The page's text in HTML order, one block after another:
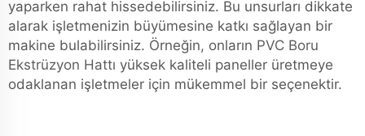
yaparken rahat hissedebilirsiniz. Bu unsurları dikkate
alarak işletmenizin büyümesine katkı sağlayan bir
makine bulabilirsiniz. Örneğin, onların PVC Boru
Ekstrüzyon Hattı yüksek kaliteli paneller üretmeye
odaklanan işletmeler için mükemmel bir seçenektir.